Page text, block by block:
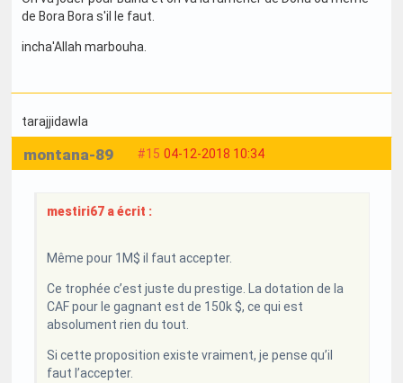
de Bora Bora s'il le faut.
incha'Allah marbouha.
tarajjidawla
#15 04-12-2018 10:34
montana-89
mestiri67 a écrit :
Même pour 1M$ il faut accepter.
Ce trophée c’est juste du prestige. La dotation de la
CAF pour le gagnant est de 150k $, ce qui est
absolument rien du tout.
Si cette proposition existe vraiment, je pense qu’il
faut l’accepter.